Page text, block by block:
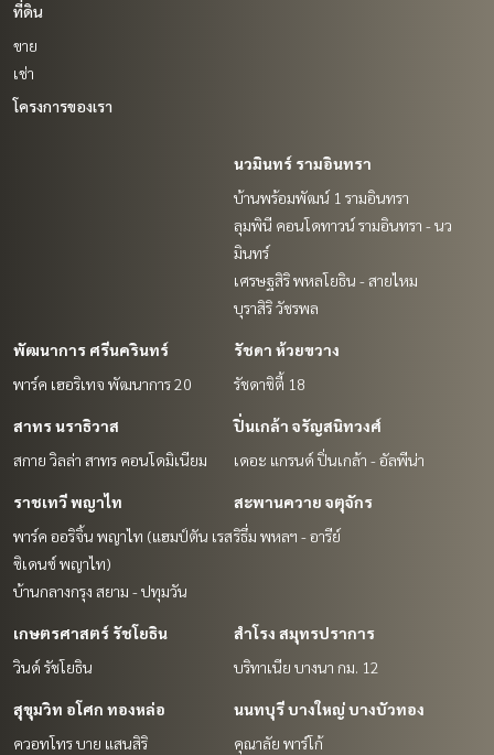
ที่ดิน
ขาย
เช่า
โครงการของเรา
นวมินทร์ รามอินทรา
บ้านพร้อมพัฒน์ 1 รามอินทรา
ลุมพินี คอนโดทาวน์ รามอินทรา - นว
มินทร์
เศรษฐสิริ พหลโยธิน - สายไหม
บุราสิริ วัชรพล
พัฒนาการ ศรีนครินทร์
พาร์ค เฮอริเทจ พัฒนาการ 20
รัชดา ห้วยขวาง
รัชดาซิตี้ 18
สาทร นราธิวาส
สกาย วิลล่า สาทร คอนโดมิเนียม
ปิ่นเกล้า จรัญสนิทวงศ์
เดอะ แกรนด์ ปิ่นเกล้า - อัลพีน่า
ราชเทวี พญาไท
พาร์ค ออริจิ้น พญาไท (แฮมป์ตัน เรส
ซิเดนซ์ พญาไท)
บ้านกลางกรุง สยาม - ปทุมวัน
สะพานควาย จตุจักร
ริธึ่ม พหลฯ - อารีย์
เกษตรศาสตร์ รัชโยธิน
วินด์ รัชโยธิน
สำโรง สมุทรปราการ
บริทาเนีย บางนา กม. 12
สุขุมวิท อโศก ทองหล่อ
ควอทโทร บาย แสนสิริ
นนทบุรี บางใหญ่ บางบัวทอง
คุณาลัย พาร์โก้